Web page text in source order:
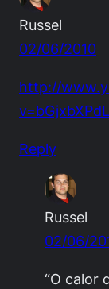
Russel
02/06/2010
http://
Reply
Russel
02/06/
“O calor